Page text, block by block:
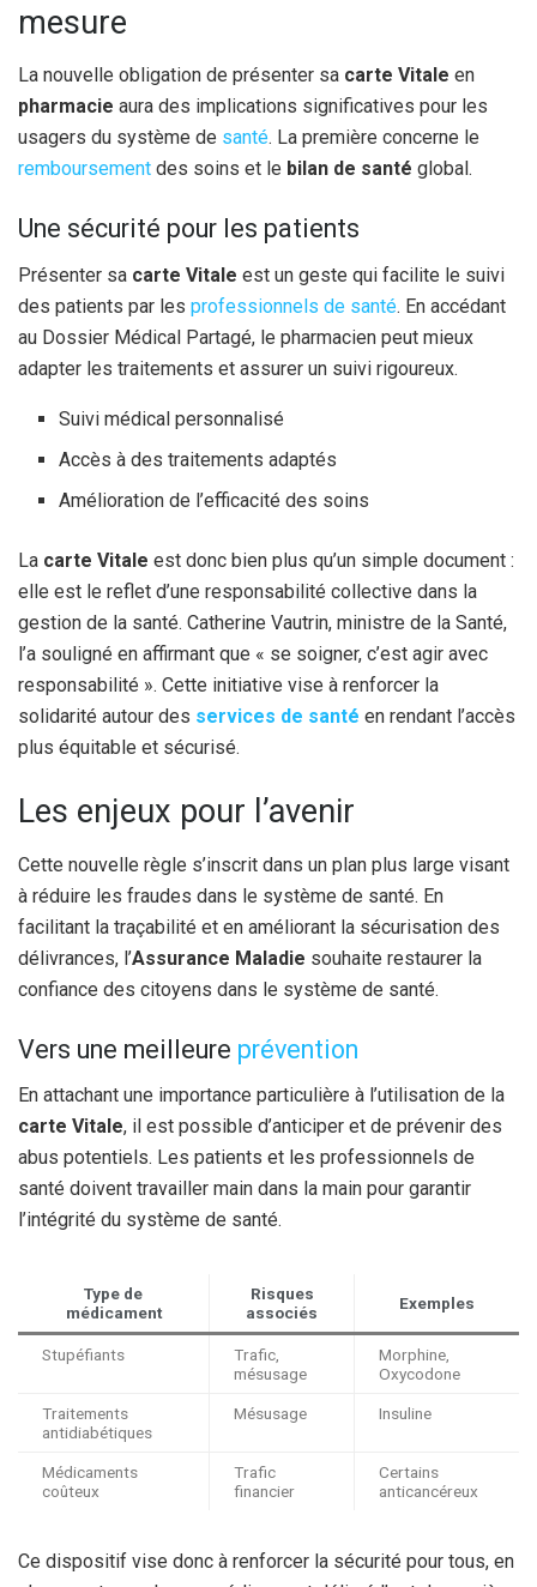
mesure
La nouvelle obligation de présenter sa carte Vitale en
pharmacie aura des implications significatives pour les
usagers du système de santé. La première concerne le
remboursement des soins et le bilan de santé global.
Une sécurité pour les patients
Présenter sa carte Vitale est un geste qui facilite le suivi
des patients par les professionnels de santé. En accédant
au Dossier Médical Partagé, le pharmacien peut mieux
adapter les traitements et assurer un suivi rigoureux.
Suivi médical personnalisé
Accès à des traitements adaptés
Amélioration de l’efficacité des soins
La carte Vitale est donc bien plus qu’un simple document :
elle est le reflet d’une responsabilité collective dans la
gestion de la santé. Catherine Vautrin, ministre de la Santé,
l’a souligné en affirmant que « se soigner, c’est agir avec
responsabilité ». Cette initiative vise à renforcer la
solidarité autour des services de santé en rendant l’accès
plus équitable et sécurisé.
Les enjeux pour l’avenir
Cette nouvelle règle s’inscrit dans un plan plus large visant
à réduire les fraudes dans le système de santé. En
facilitant la traçabilité et en améliorant la sécurisation des
délivrances, l’Assurance Maladie souhaite restaurer la
confiance des citoyens dans le système de santé.
Vers une meilleure prévention
En attachant une importance particulière à l’utilisation de la
carte Vitale, il est possible d’anticiper et de prévenir des
abus potentiels. Les patients et les professionnels de
santé doivent travailler main dans la main pour garantir
l’intégrité du système de santé.
Type de
médicament
Risques
associés
Exemples
Stupéfiants
Trafic,
mésusage
Morphine,
Oxycodone
Traitements
antidiabétiques
Mésusage Insuline
Médicaments
coûteux
Trafic
financier
Certains
anticancéreux
Ce dispositif vise donc à renforcer la sécurité pour tous, en